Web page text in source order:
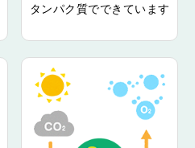
タンパク質でできています